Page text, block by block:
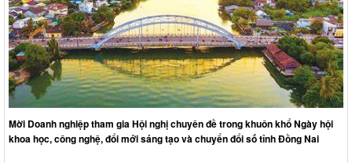
Mời Doanh nghiệp tham gia Hội nghị chuyên đề trong khuôn khổ Ngày hội
khoa học, công nghệ, đổi mới sáng tạo và chuyển đổi số tỉnh Đồng Nai